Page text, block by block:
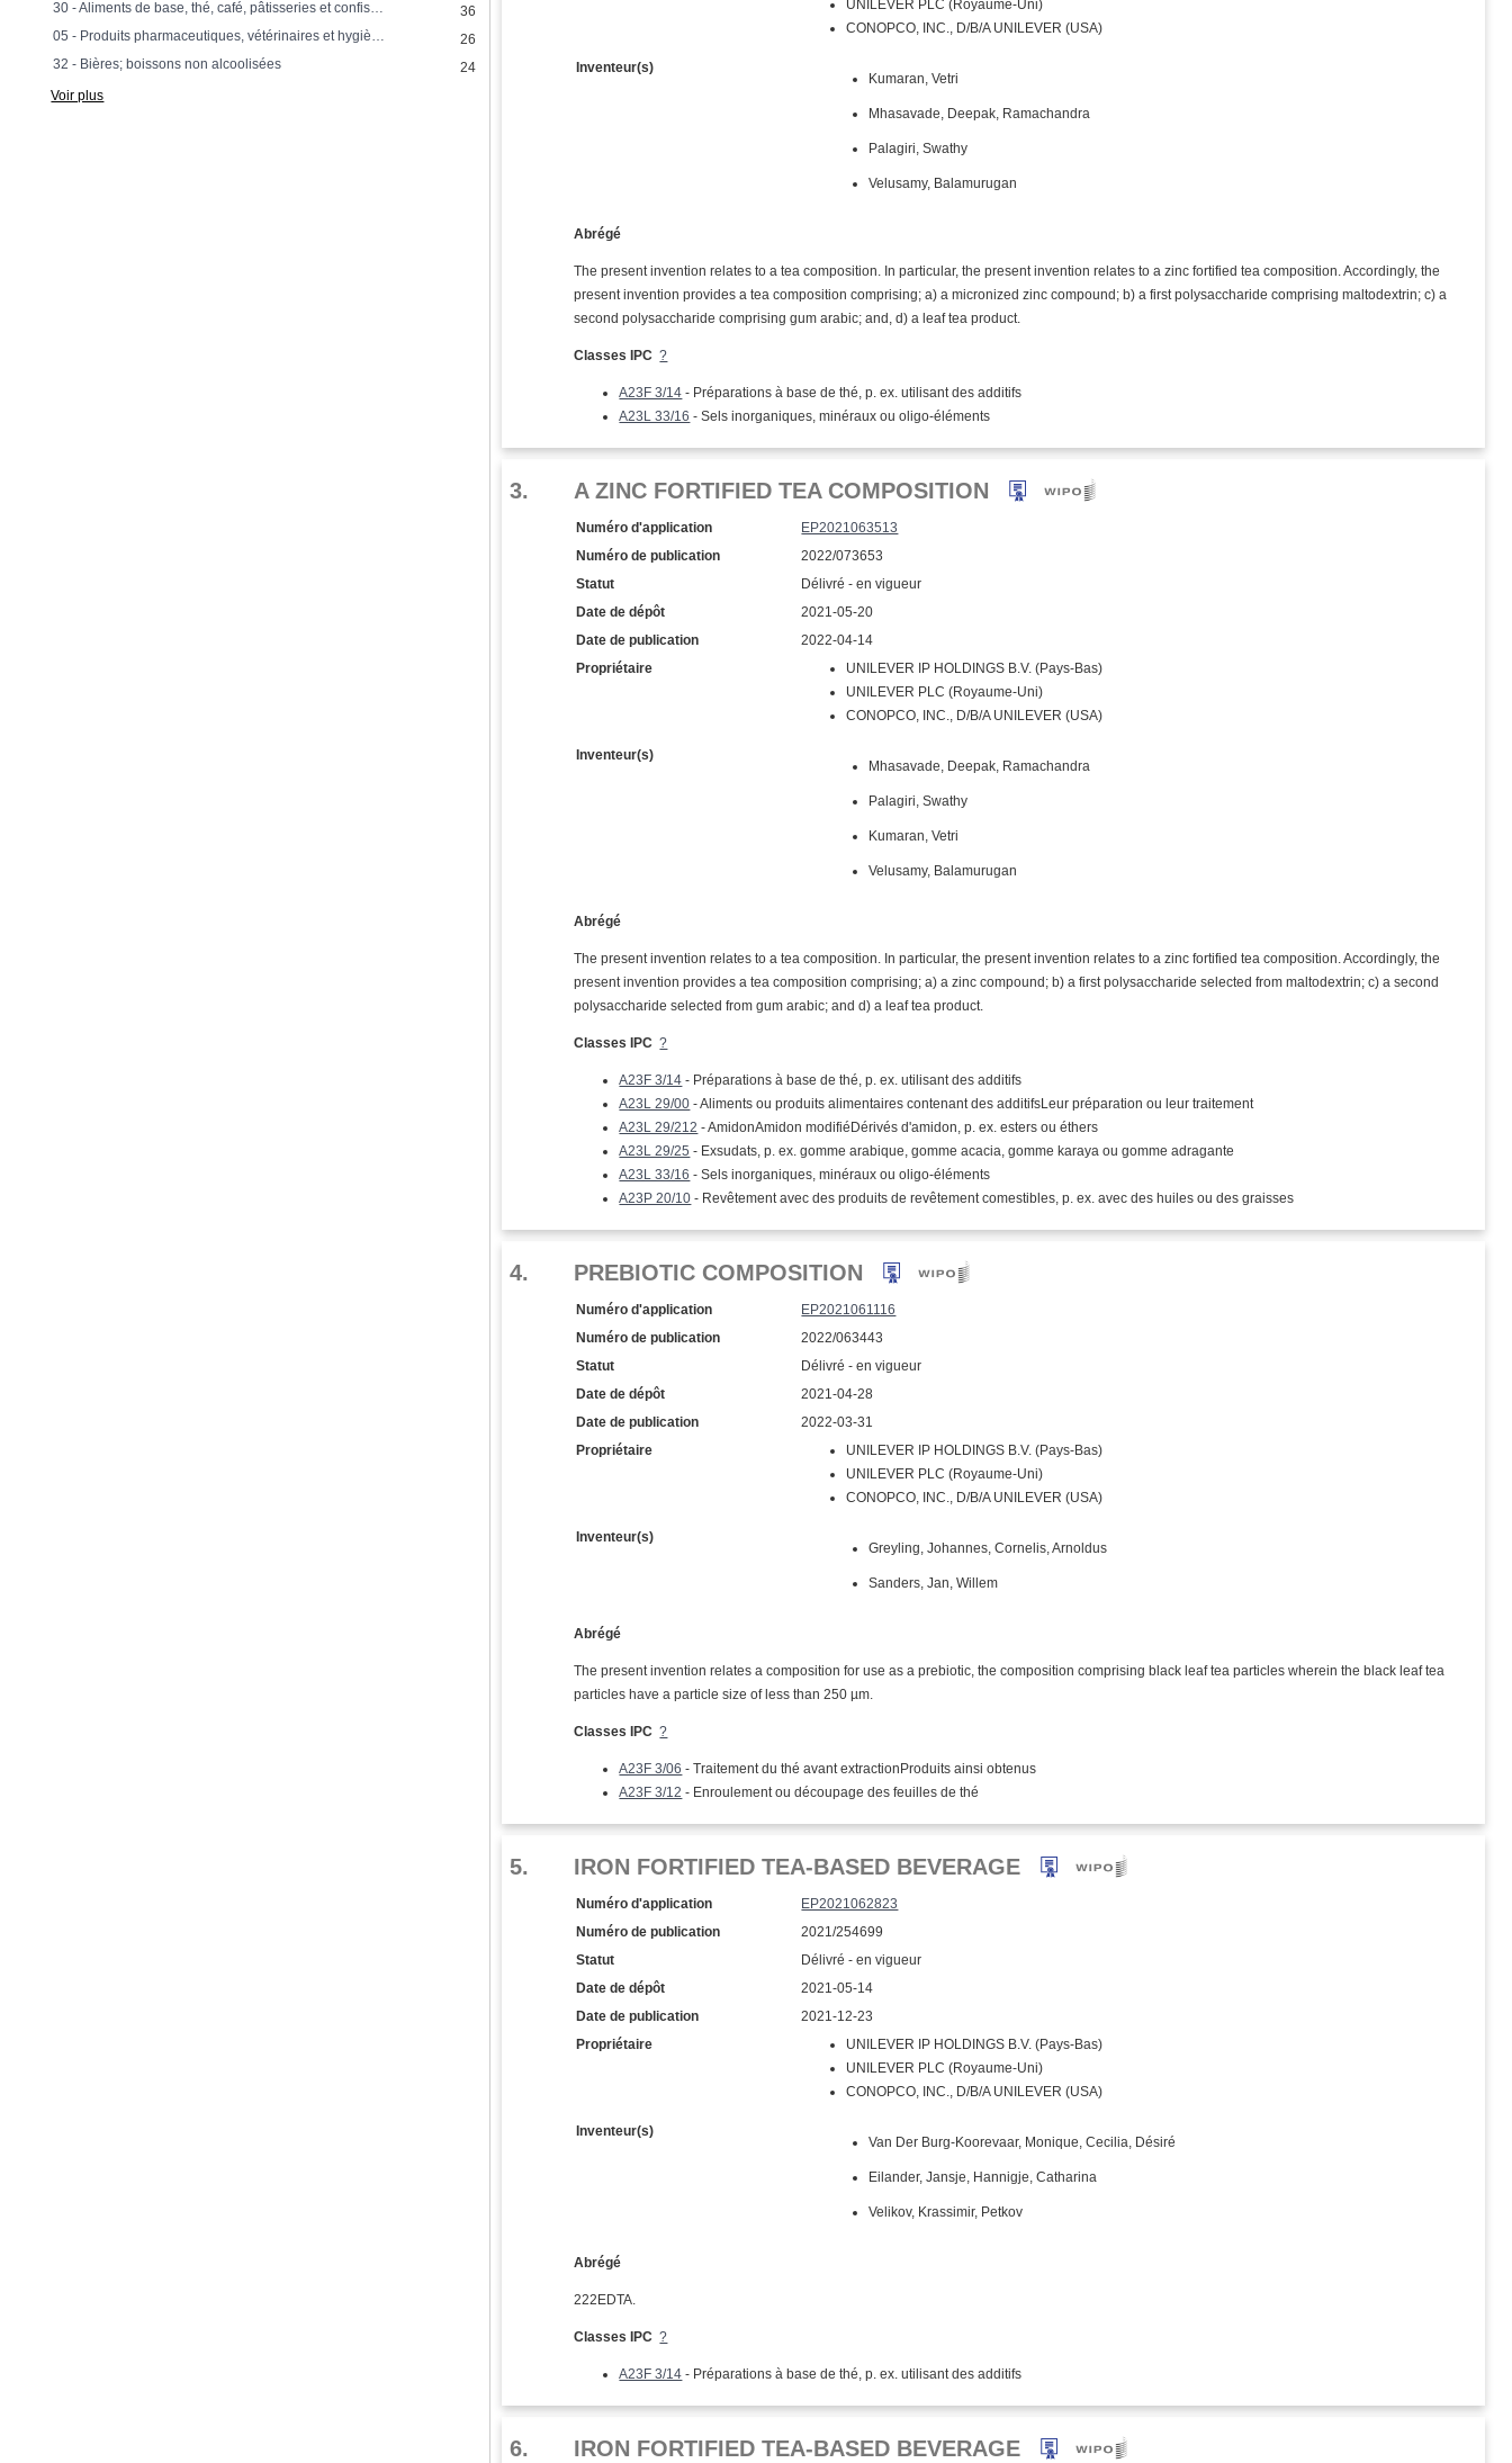
30 - Aliments de base, thé, café, pâtisseries et confiseries
36
05 - Produits pharmaceutiques, vétérinaires et hygièniques
26
32 - Bières; boissons non alcoolisées
24
Voir plus
UNILEVER PLC (Royaume‑Uni)
CONOPCO, INC., D/B/A UNILEVER (USA)
Inventeur(s)
Kumaran, Vetri
Mhasavade, Deepak, Ramachandra
Palagiri, Swathy
Velusamy, Balamurugan
Abrégé
The present invention relates to a tea composition. In particular, the present invention relates to a zinc fortified tea composition. Accordingly, the
present invention provides a tea composition comprising; a) a micronized zinc compound; b) a first polysaccharide comprising maltodextrin; c) a
second polysaccharide comprising gum arabic; and, d) a leaf tea product.
Classes IPC ?
A23F 3/14 - Préparations à base de thé, p. ex. utilisant des additifs
A23L 33/16 - Sels inorganiques, minéraux ou oligo-éléments
3. A ZINC FORTIFIED TEA COMPOSITION
Numéro d'application
EP2021063513
Numéro de publication
2022/073653
Statut
Délivré - en vigueur
Date de dépôt
2021-05-20
Date de publication
2022-04-14
Propriétaire
UNILEVER IP HOLDINGS B.V. (Pays‑Bas)
UNILEVER PLC (Royaume‑Uni)
CONOPCO, INC., D/B/A UNILEVER (USA)
Inventeur(s)
Mhasavade, Deepak, Ramachandra
Palagiri, Swathy
Kumaran, Vetri
Velusamy, Balamurugan
Abrégé
The present invention relates to a tea composition. In particular, the present invention relates to a zinc fortified tea composition. Accordingly, the
present invention provides a tea composition comprising; a) a zinc compound; b) a first polysaccharide selected from maltodextrin; c) a second
polysaccharide selected from gum arabic; and d) a leaf tea product.
Classes IPC ?
A23F 3/14 - Préparations à base de thé, p. ex. utilisant des additifs
A23L 29/00 - Aliments ou produits alimentaires contenant des additifsLeur préparation ou leur traitement
A23L 29/212 - AmidonAmidon modifiéDérivés d'amidon, p. ex. esters ou éthers
A23L 29/25 - Exsudats, p. ex. gomme arabique, gomme acacia, gomme karaya ou gomme adragante
A23L 33/16 - Sels inorganiques, minéraux ou oligo-éléments
A23P 20/10 - Revêtement avec des produits de revêtement comestibles, p. ex. avec des huiles ou des graisses
4. PREBIOTIC COMPOSITION
Numéro d'application
EP2021061116
Numéro de publication
2022/063443
Statut
Délivré - en vigueur
Date de dépôt
2021-04-28
Date de publication
2022-03-31
Propriétaire
UNILEVER IP HOLDINGS B.V. (Pays‑Bas)
UNILEVER PLC (Royaume‑Uni)
CONOPCO, INC., D/B/A UNILEVER (USA)
Inventeur(s)
Greyling, Johannes, Cornelis, Arnoldus
Sanders, Jan, Willem
Abrégé
The present invention relates a composition for use as a prebiotic, the composition comprising black leaf tea particles wherein the black leaf tea
particles have a particle size of less than 250 µm.
Classes IPC ?
A23F 3/06 - Traitement du thé avant extractionProduits ainsi obtenus
A23F 3/12 - Enroulement ou découpage des feuilles de thé
5. IRON FORTIFIED TEA-BASED BEVERAGE
Numéro d'application
EP2021062823
Numéro de publication
2021/254699
Statut
Délivré - en vigueur
Date de dépôt
2021-05-14
Date de publication
2021-12-23
Propriétaire
UNILEVER IP HOLDINGS B.V. (Pays‑Bas)
UNILEVER PLC (Royaume‑Uni)
CONOPCO, INC., D/B/A UNILEVER (USA)
Inventeur(s)
Van Der Burg-Koorevaar, Monique, Cecilia, Désiré
Eilander, Jansje, Hannigje, Catharina
Velikov, Krassimir, Petkov
Abrégé
222EDTA.
Classes IPC ?
A23F 3/14 - Préparations à base de thé, p. ex. utilisant des additifs
6. IRON FORTIFIED TEA-BASED BEVERAGE